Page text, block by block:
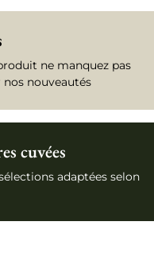
ne manquez pas
nos nouveautés
cuvées
adaptées selon